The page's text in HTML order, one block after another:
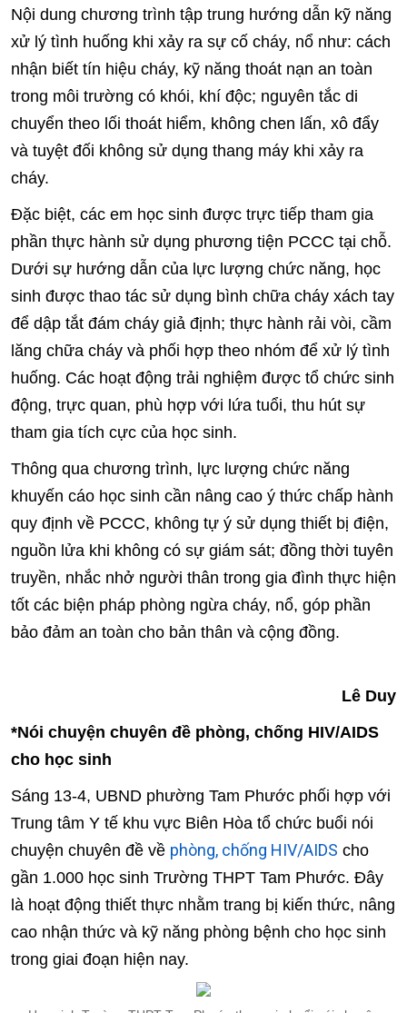
Nội dung chương trình tập trung hướng dẫn kỹ năng
xử lý tình huống khi xảy ra sự cố cháy, nổ như: cách
nhận biết tín hiệu cháy, kỹ năng thoát nạn an toàn
trong môi trường có khói, khí độc; nguyên tắc di
chuyển theo lối thoát hiểm, không chen lấn, xô đẩy
và tuyệt đối không sử dụng thang máy khi xảy ra
cháy.
Đặc biệt, các em học sinh được trực tiếp tham gia
phần thực hành sử dụng phương tiện PCCC tại chỗ.
Dưới sự hướng dẫn của lực lượng chức năng, học
sinh được thao tác sử dụng bình chữa cháy xách tay
để dập tắt đám cháy giả định; thực hành rải vòi, cầm
lăng chữa cháy và phối hợp theo nhóm để xử lý tình
huống. Các hoạt động trải nghiệm được tổ chức sinh
động, trực quan, phù hợp với lứa tuổi, thu hút sự
tham gia tích cực của học sinh.
Thông qua chương trình, lực lượng chức năng
khuyến cáo học sinh cần nâng cao ý thức chấp hành
quy định về PCCC, không tự ý sử dụng thiết bị điện,
nguồn lửa khi không có sự giám sát; đồng thời tuyên
truyền, nhắc nhở người thân trong gia đình thực hiện
tốt các biện pháp phòng ngừa cháy, nổ, góp phần
bảo đảm an toàn cho bản thân và cộng đồng.
Lê Duy
*Nói chuyện chuyên đề phòng, chống HIV/AIDS
cho học sinh
Sáng 13-4, UBND phường Tam Phước phối hợp với
Trung tâm Y tế khu vực Biên Hòa tổ chức buổi nói
chuyện chuyên đề về phòng, chống HIV/AIDS cho
gần 1.000 học sinh Trường THPT Tam Phước. Đây
là hoạt động thiết thực nhằm trang bị kiến thức, nâng
cao nhận thức và kỹ năng phòng bệnh cho học sinh
trong giai đoạn hiện nay.